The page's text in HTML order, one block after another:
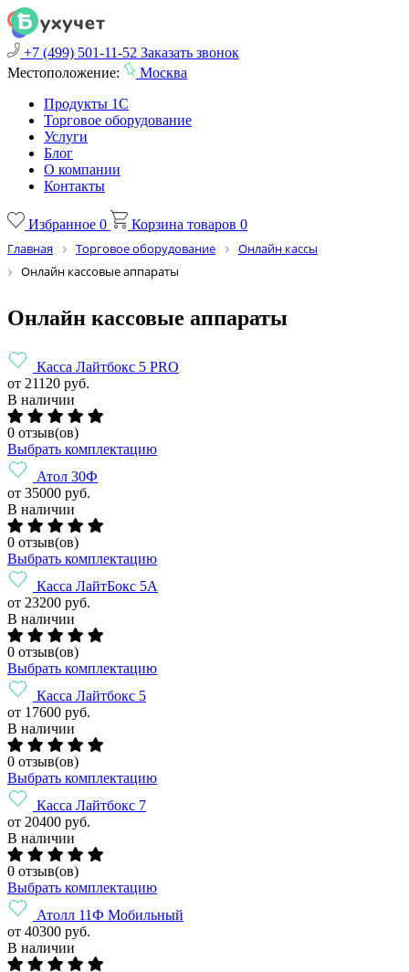
+7 (499) 501-11-52 Заказать звонок
Местоположение:
Москва
Продукты 1С
Торговое оборудование
Услуги
Блог
О компании
Контакты
Избранное 0 Корзина товаров 0
Главная Торговое оборудование
Онлайн кассы
Онлайн кассовые аппараты
Онлайн кассовые аппараты
Касса Лайтбокс 5 PRO
от 21120 руб.
В наличии
0 отзыв(ов)
Выбрать комплектацию
Атол 30Ф
от 35000 руб.
В наличии
0 отзыв(ов)
Выбрать комплектацию
Касса ЛайтБокс 5А
от 23200 руб.
В наличии
0 отзыв(ов)
Выбрать комплектацию
Касса Лайтбокс 5
от 17600 руб.
В наличии
0 отзыв(ов)
Выбрать комплектацию
Касса Лайтбокс 7
от 20400 руб.
В наличии
0 отзыв(ов)
Выбрать комплектацию
Атолл 11Ф Мобильный
от 40300 руб.
В наличии